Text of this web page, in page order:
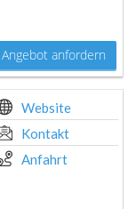
Angebot anfordern
Website
Kontakt
Anfahrt